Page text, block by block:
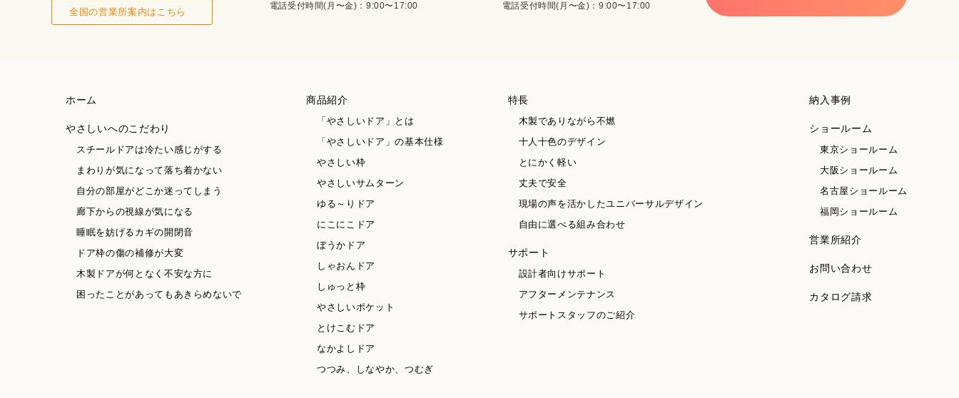
全国の営業所案内はこちら
電話受付時間(月〜金)：9:00〜17:00 電話受付時間(月〜金)：9:00〜17:00
ホーム
やさしいへのこだわり
スチールドアは冷たい感じがする
まわりが気になって落ち着かない
自分の部屋がどこか迷ってしまう
廊下からの視線が気になる
睡眠を妨げるカギの開閉音
ドア枠の傷の補修が大変
木製ドアが何となく不安な方に
困ったことがあってもあきらめないで
商品紹介
「やさしいドア」とは
「やさしいドア」の基本仕様
やさしい枠
やさしいサムターン
ゆる～りドア
にこにこドア
ぼうかドア
しゃおんドア
しゅっと枠
やさしいポケット
とけこむドア
なかよしドア
つつみ、しなやか、つむぎ
特長
木製でありながら不燃
十人十色のデザイン
とにかく軽い
丈夫で安全
現場の声を活かしたユニバーサルデザイン
自由に選べる組み合わせ
サポート
設計者向けサポート
アフターメンテナンス
サポートスタッフのご紹介
納入事例
ショールーム
東京ショールーム
大阪ショールーム
名古屋ショールーム
福岡ショールーム
営業所紹介
お問い合わせ
カタログ請求